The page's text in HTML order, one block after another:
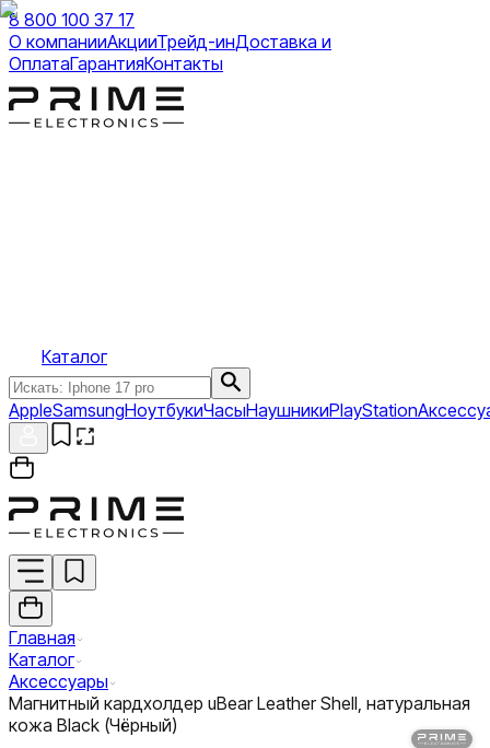
8 800 100 37 17
О компанииАкцииТрейд-инДоставка и
ОплатаГарантияКонтакты
Каталог
AppleSamsungНоутбукиЧасыНаушникиPlayStation
Главная
Каталог
Аксессуары
Магнитный кардхолдер uBear Leather Shell, натуральная
кожа Black (Чёрный)